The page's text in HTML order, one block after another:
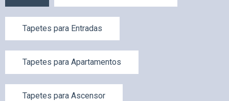
Tapetes para Entradas
Tapetes para Apartamentos
Tapetes para Ascensor